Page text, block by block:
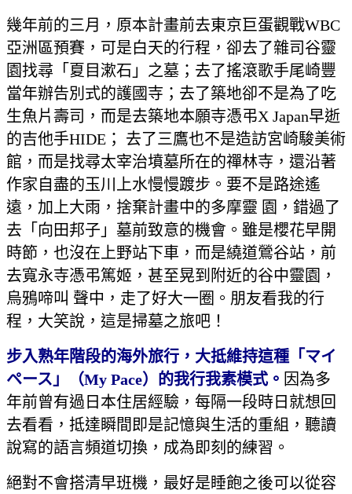
幾年前的三月，原本計畫前去東京巨蛋觀戰WBC
亞洲區預賽，可是白天的行程，卻去了雜司谷靈
園找尋「夏目漱石」之墓；去了搖滾歌手尾崎豐
當年辦告別式的護國寺；去了築地卻不是為了吃
生魚片壽司，而是去築地本願寺憑弔X Japan早逝
的吉他手HIDE； 去了三鷹也不是造訪宮崎駿美術
館，而是找尋太宰治墳墓所在的禪林寺，還沿著
作家自盡的玉川上水慢慢踱步。要不是路途遙
遠，加上大雨，捨棄計畫中的多摩靈 園，錯過了
去「向田邦子」墓前致意的機會。雖是櫻花早開
時節，也沒在上野站下車，而是繞道鶯谷站，前
去寬永寺憑弔篤姬，甚至晃到附近的谷中靈園，
烏鴉啼叫 聲中，走了好大一圈。朋友看我的行
程，大笑說，這是掃墓之旅吧！
步入熟年階段的海外旅行，大抵維持這種「マイ
ペース」（My Pace）的我行我素模式。 因為多
年前曾有過日本住居經驗，每隔一段時日就想回
去看看，抵達瞬間即是記憶與生活的重組，聽讀
說寫的語言頻道切換，成為即刻的練習。
絕對不會搭清早班機，最好是睡飽之後可以從容